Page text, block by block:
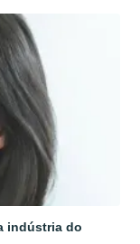
indústria do